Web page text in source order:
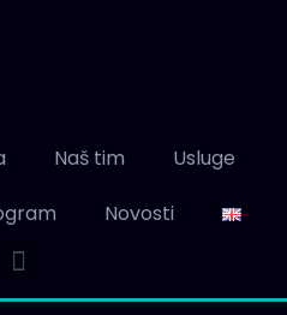
Naš tim
Usluge
Novosti